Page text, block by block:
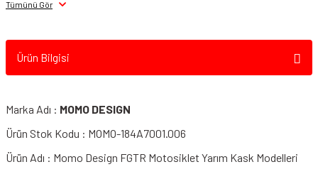
Tümünü Gör
Ürün Bilgisi
Marka Adı : MOMO DESIGN
Ürün Stok Kodu : MOMO-184A7001.006
Ürün Adı : Momo Design FGTR Motosiklet Yarım Kask Modelleri